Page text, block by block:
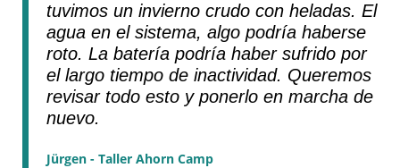
tuvimos un invierno crudo con heladas. El
agua en el sistema, algo podría haberse
roto. La batería podría haber sufrido por
el largo tiempo de inactividad. Queremos
revisar todo esto y ponerlo en marcha de
nuevo.
Jürgen - Taller Ahorn Camp